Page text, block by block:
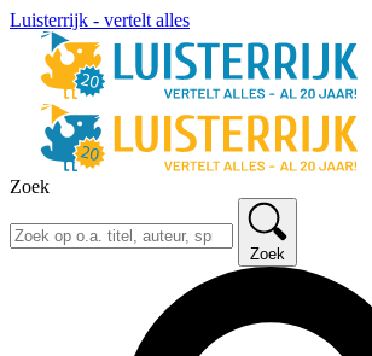
Luisterrijk - vertelt alles
Zoek
Zoek